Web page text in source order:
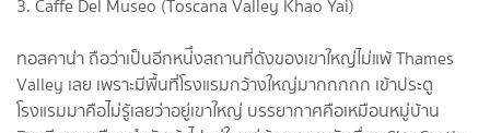
3. Caffe Del Museo (Toscana Valley Khao Yai)
ทอสคาน่า ถือว่าเป็นอีกหน่ึงสถานที่ดังของเขาใหญ่ไม่แพ้ Thames
Valley เลย เพราะมีพื้นที่โรงแรมกว้างใหญ่มากกกกก เข้าประตู
โรงแรมมาคือไม่รู้เลยว่าอยู่เขาใหญ่ บรรยากาศคือเหมือนหมู่บ้าน